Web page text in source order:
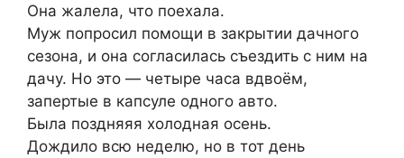
Она жалела, что поехала.
Муж попросил помощи в закрытии дачного
сезона, и она согласилась съездить с ним на
дачу. Но это — четыре часа вдвоём,
запертые в капсуле одного авто.
Была поздняяя холодная осень.
Дождило всю неделю, но в тот день